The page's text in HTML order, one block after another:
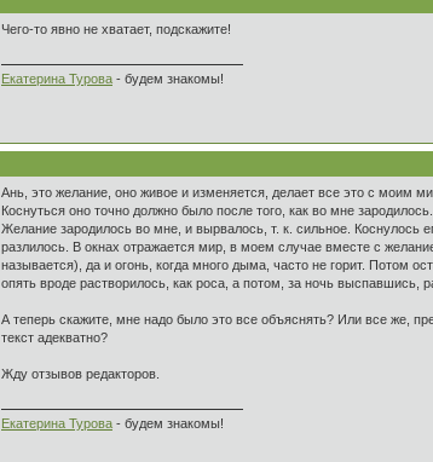
Чего-то явно не хватает, подскажите!
Екатерина Турова - будем знакомы!
Ань, это желание, оно живое и изменяется, делает все это с моим
Коснуться оно точно должно было после того, как во мне
Желание зародилось во мне, и вырвалось, т. к. сильное. Коснулось
разлилось. В окнах отражается мир, в моем случае вместе с
называется), да и огонь, когда много дыма, часто не горит. Потом
опять вроде растворилось, как роса, а потом, за ночь выспавшись,
А теперь скажите, мне надо было это все объяснять? Или все же,
текст адекватно?
Жду отзывов редакторов.
Екатерина Турова - будем знакомы!